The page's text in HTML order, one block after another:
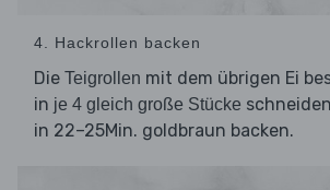
4. Hackrollen backen
Die Teigrollen mit dem übrigen Ei
in je 4 gleich große Stücke
in 22–25Min. goldbraun backen.